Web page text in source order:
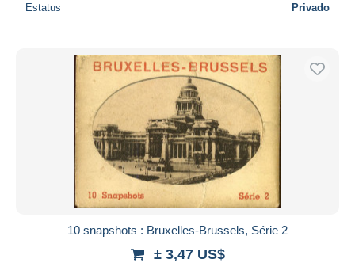
Estatus Privado
10 snapshots : Bruxelles-Brussels, Série 2
± 3,47 US$